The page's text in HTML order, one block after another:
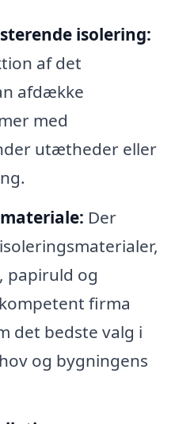
isolering:
af det
afdække
med
utætheder eller
Der
papiruld og
firma
det bedste valg i
og bygningens